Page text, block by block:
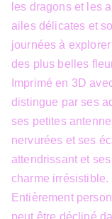
les dragons et les
ailes délicates et
journées à
des plus belles
Imprimé en 3D
distingue par ses
ses petites
nervurées et ses
attendrissant et
charme irrésistible.
Entièrement
peut être décliné